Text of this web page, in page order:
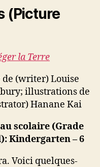
(Picture
la Terre
de (writer) Louise
illustrations de
Hanane Kai
scolaire (Grade
Kindergarten – 6
Voici quelques-